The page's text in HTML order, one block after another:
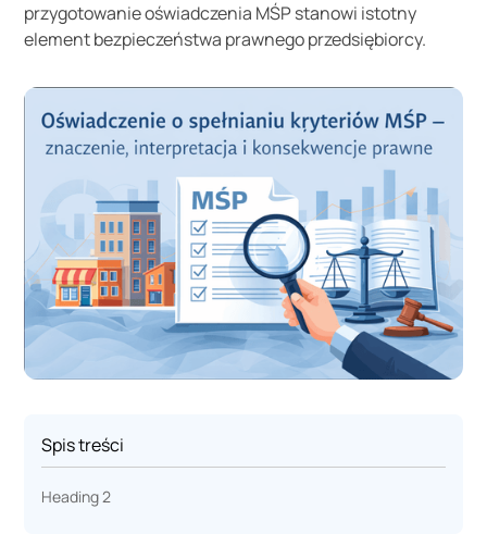
przygotowanie oświadczenia MŚP stanowi istotny
element bezpieczeństwa prawnego przedsiębiorcy.
Spis treści
Heading 2